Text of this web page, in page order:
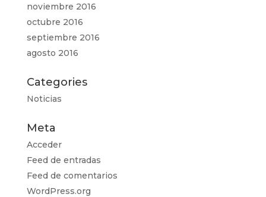
noviembre 2016
octubre 2016
septiembre 2016
agosto 2016
Categories
Noticias
Meta
Acceder
Feed de entradas
Feed de comentarios
WordPress.org